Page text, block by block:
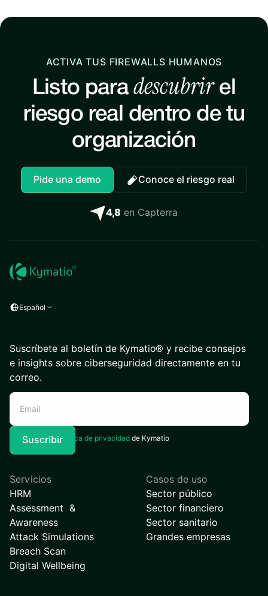
ACTIVA TUS FIREWALLS HUMANOS
Listo paradescubrirel
riesgo real dentro de tu
organización
Pide una demo Conoce el riesgo real
4,8 en Capterra
Español
Suscríbete al boletín de Kymatio® y recibe consejos
e insights sobre ciberseguridad directamente en tu
correo.
Acepto laPolítica de privacidad de Kymatio
Servicios
HRM
Assessment &
Awareness
Attack Simulations
Breach Scan
Digital Wellbeing
Casos de uso
Sector público
Sector financiero
Sector sanitario
Grandes empresas